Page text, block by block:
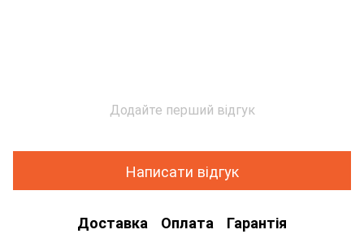
Додайте перший відгук
Написати відгук
Доставка Оплата Гарантія